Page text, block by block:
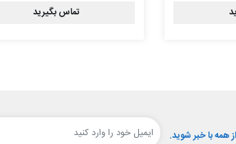
تماس بگیرید
همه با خبر شوید.